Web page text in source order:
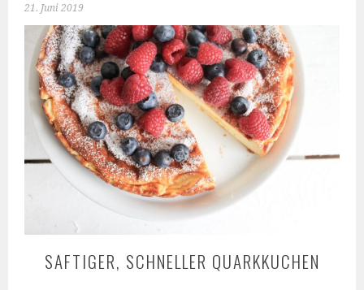
21. Juni 2019
SAFTIGER, SCHNELLER QUARKKUCHEN